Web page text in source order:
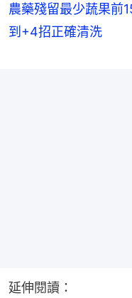
農藥殘留最少蔬果前
到+4招正確清洗
延伸閱讀：